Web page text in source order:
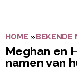
HOME »BEKENDE
Meghan en
namen van